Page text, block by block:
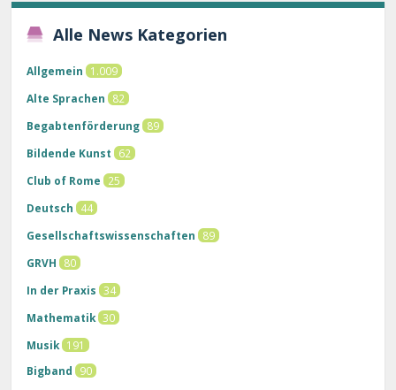
Alle News Kategorien
Allgemein
1.009
Alte Sprachen
82
Begabtenförderung 89
Bildende Kunst
62
Club of Rome
25
Deutsch
44
Gesellschaftswissenschaften
89
GRVH
80
In der Praxis 34
Mathematik 30
Musik 191
Bigband
90